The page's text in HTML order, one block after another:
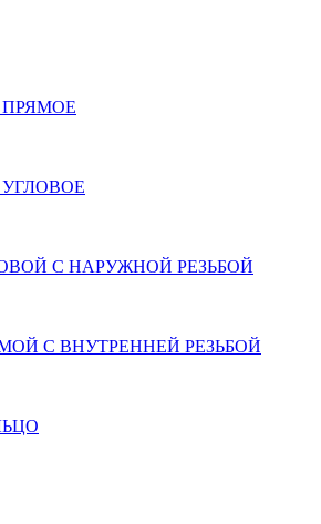
С НАРУЖНОЙ РЕЗЬБОЙ
С ВНУТРЕННЕЙ РЕЗЬБОЙ